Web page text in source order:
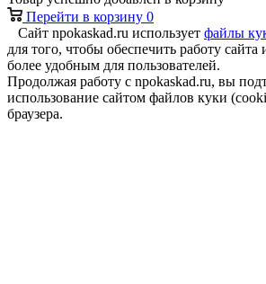
Перейти в корзину 0
Сайт npokaskad.ru использует файлы
для того, чтобы обеспечить работу сайта
более удобным для пользователей.
Продолжая работу с npokaskad.ru, вы
использование сайтом файлов куки
браузера.